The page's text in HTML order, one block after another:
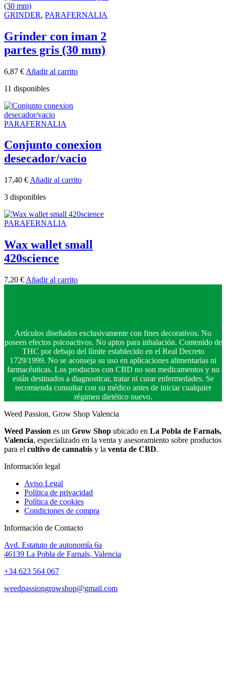
GRINDER, PARAFERNALIA
Grinder con iman 2
partes gris (30 mm)
6,87 € Añadir al carrito
11 disponibles
PARAFERNALIA
Conjunto conexion
desecador/vacio
17,40 € Añadir al carrito
3 disponibles
PARAFERNALIA
Wax wallet small
420science
7,20 € Añadir al carrito
Artículos diseñados exclusivamente con fines decorativos. No
poseen efectos psicoactivos. No aptos para inhalación. Contenido de
THC por debajo del límite establecido en el Real Decreto
1729/1999. No se aconseja su uso en aplicaciones alimentarias ni
farmacéuticas. Los productos con CBD no son medicamentos y no
están destinados a diagnosticar, tratar ni curar enfermedades. Se
recomienda consultar con su médico antes de iniciar cualquier
régimen dietético nuevo.
Weed Passion, Grow Shop Valencia
Weed Passion es un Grow Shop ubicado en La Pobla de Farnals,
Valencia, especializado en la venta y asesoramiento sobre productos
para el cultivo de cannabis y la venta de CBD.
Información legal
Aviso Legal
Política de privacidad
Política de cookies
Condiciones de compra
Información de Contacto
Avd. Estatuto de autonomía 6a
46139 La Pobla de Farnals, Valencia
+34 623 564 067
weedpassiongrowshop@gmail.com